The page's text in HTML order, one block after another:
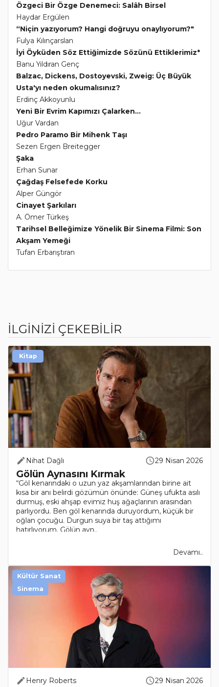
Özgeci Bir Özge Denemeci: Salâh Birsel
Haydar Ergülen
“Niçin yazıyorum? Hangi doğruyu onaylıyorum?"
Fulya Kılınçarslan
İyi Öyküden Söz Ettiğimizde Sözünü Ettiklerimiz*
Banu Yıldıran Genç
Balzac, Dickens, Dostoyevski, Zweig: Üç Büyük
Usta'yı neden okumalısınız?
Erdinç Akkoyunlu
Yeni Bir Evrim Kapımızı Çalarken...
Uğur Vardan
Pedro Paramo Bir Mihenk Taşı
Sezen Ergen Breitegger
Şaka
Erhan Sunar
Çağdaş Felsefede Korku
Alper Güngör
Cinayet Şarkıları
A. Ömer Türkeş
Tarihsel Belleğimize Yönelik Bir Sinema Filmi: Son
Akşam Yemeği
Tufan Erbarıştıran
İLGİNİZİ ÇEKEBİLİR
Nihat Dağlı 29 Nisan 2026
Gölün Aynasını Kırmak
“Göl kenarındaki o uzun yaz akşamlarından birine ait
kısa bir anı belirdi gözümün önünde: Güneş ufukta asılı
durmuş, eski ahşap evimiz huş ağaçlarının arasından
parlıyordu. Ben göl kenarında duruyordum, küçük bir
oğlan çocuğu. Durgun suya bir taş attığımı
hatırlıyorum. Gölün ayn..
Devamı..
Kitap
Henry Roberts 29 Nisan 2026
Kültür Sanat
Sinema